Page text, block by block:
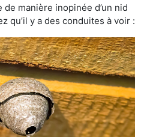
manière inopinée d’un nid
qu’il y a des conduites à voir :